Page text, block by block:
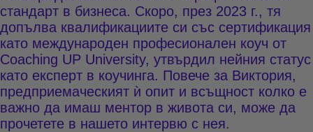
стандарт в бизнеса. Скоро, през 2023 г., тя
допълва квалификациите си със сертификация
като международен професионален коуч от
Coaching UP University, утвърдил нейния статус
като експерт в коучинга. Повече за Виктория,
предприемаческият ѝ опит и всъщност колко е
важно да имаш ментор в живота си, може да
прочетете в нашето интервю с нея.